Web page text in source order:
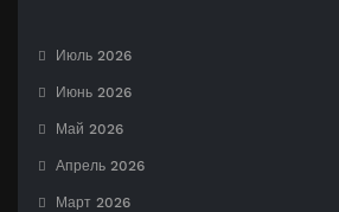
Июль 2026
Июнь 2026
Май 2026
Апрель 2026
Март 2026